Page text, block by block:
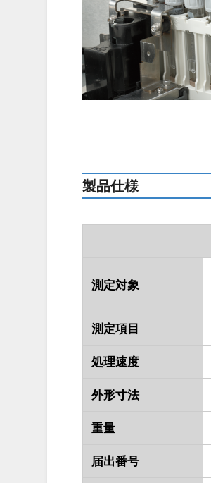
製品仕様
測定対象
測定項目
処理速度
外形寸法
重量
届出番号